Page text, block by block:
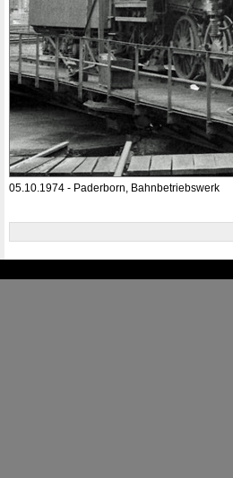
05.10.1974 - Paderborn, Bahnbetriebswerk